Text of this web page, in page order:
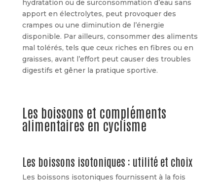
hydratation ou de surconsommation d’eau sans
apport en électrolytes, peut provoquer des
crampes ou une diminution de l’énergie
disponible. Par ailleurs, consommer des aliments
mal tolérés, tels que ceux riches en fibres ou en
graisses, avant l’effort peut causer des troubles
digestifs et gêner la pratique sportive.
Les boissons et compléments
alimentaires en cyclisme
Les boissons isotoniques : utilité et choix
Les boissons isotoniques fournissent à la fois